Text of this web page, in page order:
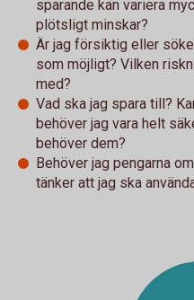
sparande kan variera
plötsligt minskar?
Är jag försiktig eller
som möjligt? Vilken
med?
Vad ska jag spara till?
behöver jag vara helt
behöver dem?
Behöver jag pengarna
tänker att jag ska